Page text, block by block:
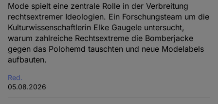
Mode spielt eine zentrale Rolle in der Verbreitung
rechtsextremer Ideologien. Ein Forschungsteam um die
Kulturwissenschaftlerin Elke Gaugele untersucht,
warum zahlreiche Rechtsextreme die Bomberjacke
gegen das Polohemd tauschten und neue Modelabels
aufbauten.
Red.
05.08.2026